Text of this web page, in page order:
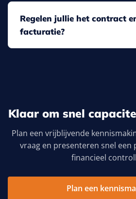
Regelen jullie het contract
facturatie?
Klaar om snel
Plan een vrijblijvende
vraag en presenteren snel een
financieel
Plan een